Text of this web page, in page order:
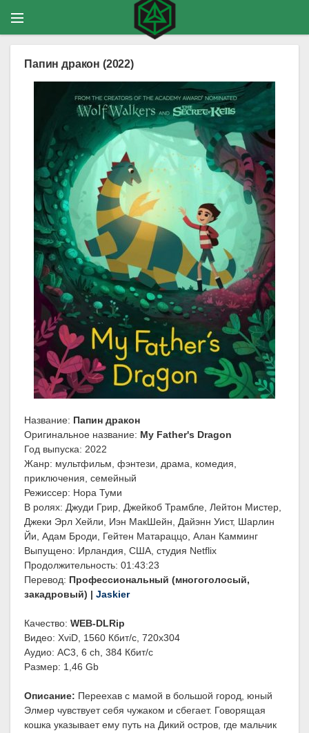
Папин дракон (2022)
Название: Папин дракон
Оригинальное название: My Father's Dragon
Год выпуска: 2022
Жанр: мультфильм, фэнтези, драма, комедия,
приключения, семейный
Режиссер: Нора Туми
В ролях: Джуди Грир, Джейкоб Трамбле, Лейтон Мистер,
Джеки Эрл Хейли, Иэн МакШейн, Дайэнн Уист, Шарлин
Йи, Адам Броди, Гейтен Матараццо, Алан Камминг
Выпущено: Ирландия, США, студия Netflix
Продолжительность: 01:43:23
Перевод: Профессиональный (многоголосый,
закадровый) | Jaskier
Качество: WEB-DLRip
Видео: XviD, 1560 Кбит/с, 720x304
Аудио: AC3, 6 ch, 384 Кбит/с
Размер: 1,46 Gb
Описание: Переехав с мамой в большой город, юный
Элмер чувствует себя чужаком и сбегает. Говорящая
кошка указывает ему путь на Дикий остров, где мальчик